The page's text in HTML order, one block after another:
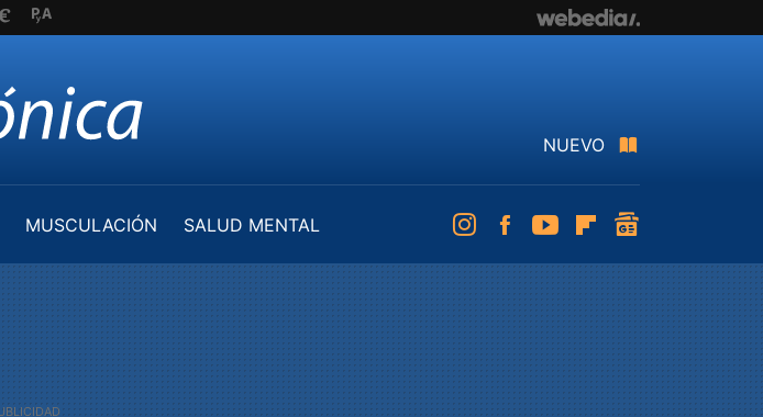
NUEVO
MUSCULACIÓN
SALUD MENTAL
InstagramFacebookYoutubeFlipboard